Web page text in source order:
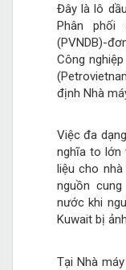
Đây là lô
Phân phối
(PVNDB)-
Công
định Nhà
Việc đa
nghĩa to lớn
liệu cho
nguồn
nước khi
Kuwait bị
Tại Nhà